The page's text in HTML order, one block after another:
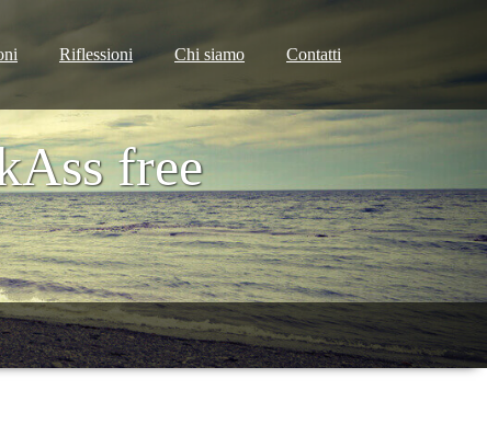
Riflessioni Chi siamo Contatti
free